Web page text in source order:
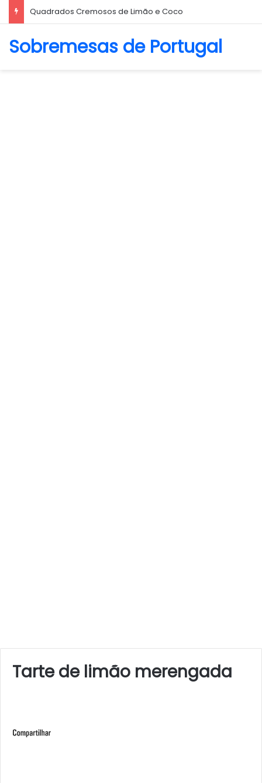
Quadrados Cremosos de Limão e Coco
Sobremesas de Portugal
Tarte de limão merengada